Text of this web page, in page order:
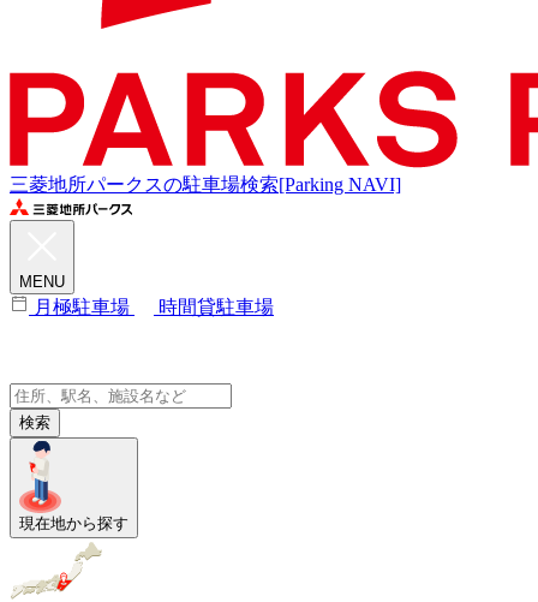
三菱地所パークスの駐車場検索[Parking NAVI]
MENU
月極駐車場 時間貸駐車場
検索
現在地から探す